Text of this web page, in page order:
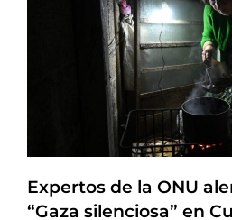
Expertos de la ONU
“Gaza silenciosa” en